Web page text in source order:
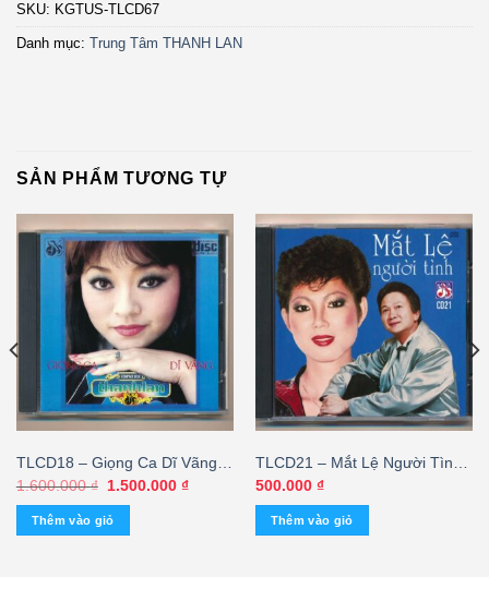
SKU: KGTUS-TLCD67
Danh mục: Trung Tâm THANH LAN
SẢN PHẨM TƯƠNG TỰ
TLCD18 – Giọng Ca Dĩ Vãng
(Taiwan) KGTUS
1.600.000₫
Giá
là:
1.600.000 ₫.
1.500.000 ₫Giá
Thêm vào giỏ
TLCD21 – Mắt Lệ Người Tình
– Kim Anh – Duy Quang
(Nimbus) KGTH9
500.000 ₫
Thêm vào giỏ